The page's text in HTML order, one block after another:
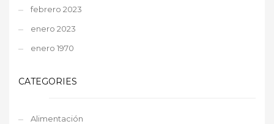
febrero 2023
enero 2023
enero 1970
CATEGORIES
Alimentación